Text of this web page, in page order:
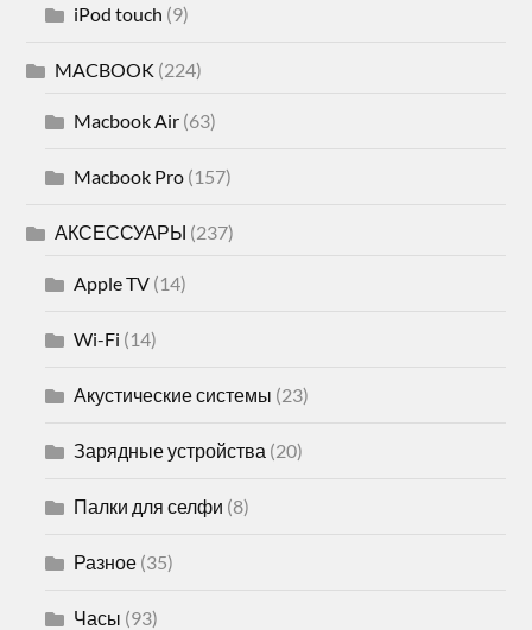
iPod touch (9)
MACBOOK (224)
Macbook Air (63)
Macbook Pro (157)
АКСЕССУАРЫ (237)
Apple TV (14)
Wi-Fi (14)
Акустические системы (23)
Зарядные устройства (20)
Палки для селфи (8)
Разное (35)
Часы (93)